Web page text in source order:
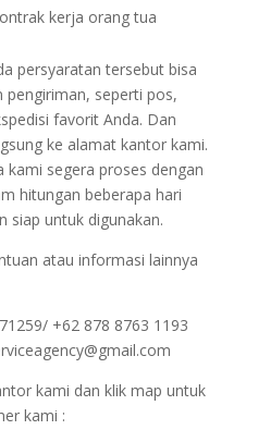
kerja orang tua
persyaratan tersebut bisa
pengiriman, seperti pos,
favorit Anda. Dan
ke alamat kantor kami.
kami segera proses dengan
hitungan beberapa hari
siap untuk digunakan.
atau informasi lainnya
+62 878 8763 1193
kami dan klik map untuk
kami :